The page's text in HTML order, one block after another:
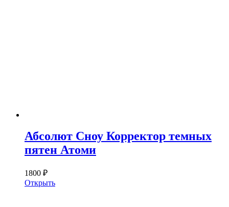
Абсолют Сноу Корректор темных
пятен Атоми
1800 ₽
Открыть